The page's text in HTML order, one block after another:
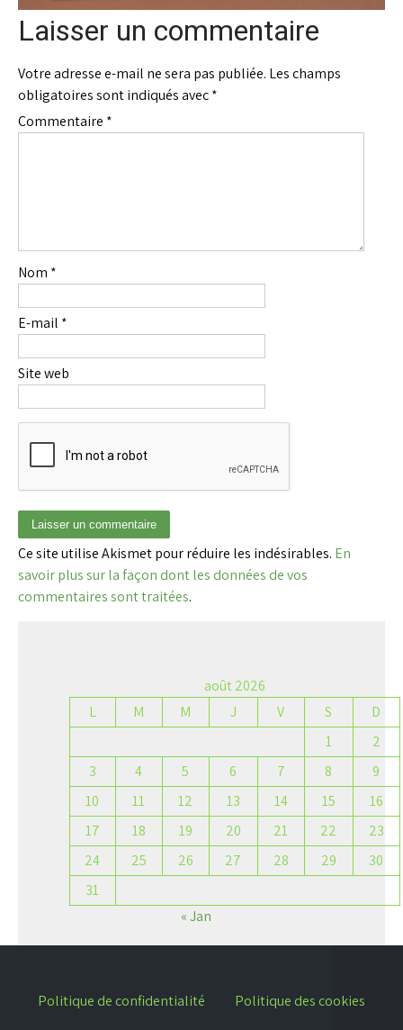
Laisser un commentaire
Votre adresse e-mail ne sera pas publiée. Les champs
obligatoires sont indiqués avec*
Commentaire *
Nom *
E-mail *
Site web
Ce site utilise Akismet pour réduire les indésirables. En
savoir plus sur la façon dont les données de vos
commentaires sont traitées.
août 2026
L
M M J V S
D
1
2
3
4 5 6 7 8
9
10
11 12 13 14 15
16
17
18 19 20 21 22
23
24
25 26 27 28 29
30
31
« Jan
Politique de confidentialité Politique des cookies